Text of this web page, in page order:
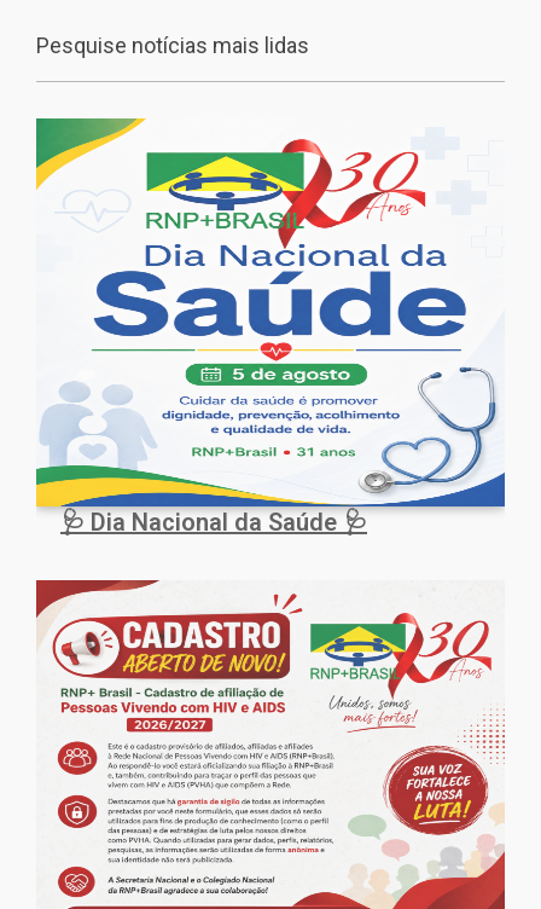
Pesquise notícias mais lidas
🩺 Dia Nacional da Saúde 🩺